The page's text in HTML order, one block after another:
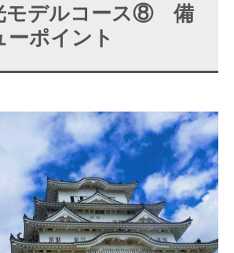
モデルコース⑧ 備
ーポイント